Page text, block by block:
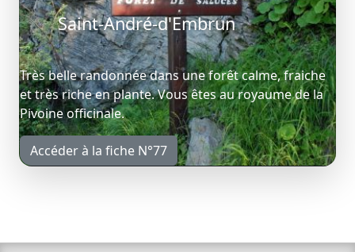
Saint-André-d'Embrun
Très belle randonnée dans une forêt calme, fraiche
et très riche en plante. Vous êtes au royaume de la
Pivoine officinale.
Accéder à la fiche N°77